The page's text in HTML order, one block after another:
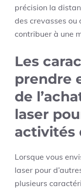
précision la
des crevasses ou
contribuer à une
Les
prendre
de
laser
activités
Lorsque vous
laser pour
plusieurs